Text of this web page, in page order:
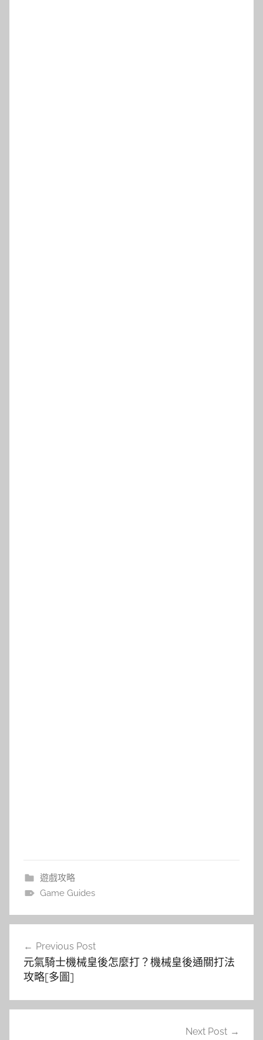
遊戲攻略
Game Guides
導
覽
Previous Post
元氣騎士機械皇後怎麼打？機械皇後通關打法
攻略[多圖]
Next Post